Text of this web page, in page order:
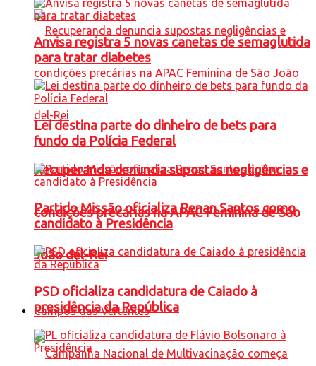
Recuperanda denuncia supostas negligências e
condições precárias na APAC Feminina de São
João del-Rei
Campos das Vertentes
Anvisa registra 5 novas canetas de semaglutida
para tratar diabetes
Lei destina parte do dinheiro de bets para
fundo da Polícia Federal
Partido Missão oficializa Renan Santos como
candidato à Presidência
PSD oficializa candidatura de Caiado à
presidência da República